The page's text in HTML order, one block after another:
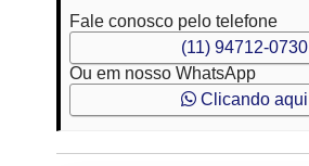
Fale conosco pelo telefone
(11) 94712-0730
Ou em nosso WhatsApp
Clicando aqui